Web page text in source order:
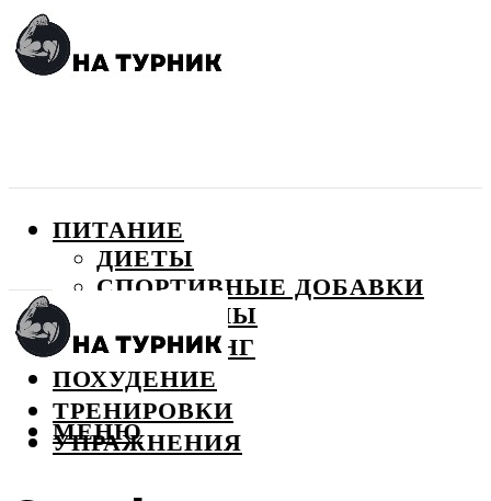
ПИТАНИЕ
ДИЕТЫ
СПОРТИВНЫЕ ДОБАВКИ
ВИТАМИНЫ
БОДИБИЛДИНГ
ПОХУДЕНИЕ
ТРЕНИРОВКИ
УПРАЖНЕНИЯ
МЕНЮ